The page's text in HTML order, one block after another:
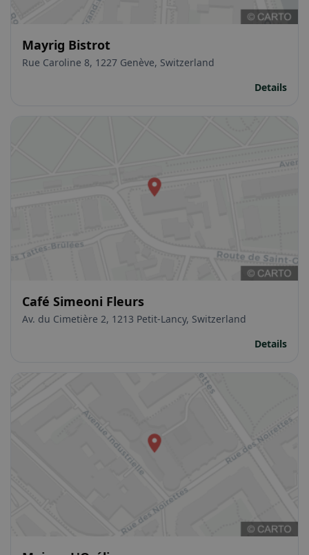
Mayrig Bistrot
Rue Caroline 8, 1227 Genève, Switzerland
Details
Café Simeoni Fleurs
Av. du Cimetière 2, 1213 Petit-Lancy, Switzerland
Details